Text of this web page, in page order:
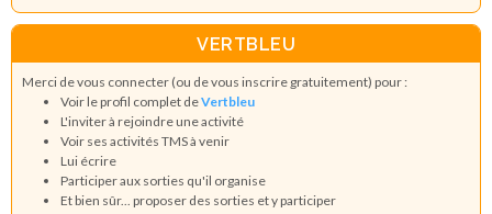
VERTBLEU
Merci de vous connecter (ou de vous inscrire gratuitement) pour :
Voir le profil complet deVertbleu
L'inviter à rejoindre une activité
Voir ses activités TMS à venir
Lui écrire
Participer aux sorties qu'il organise
Et bien sûr... proposer des sorties et y participer